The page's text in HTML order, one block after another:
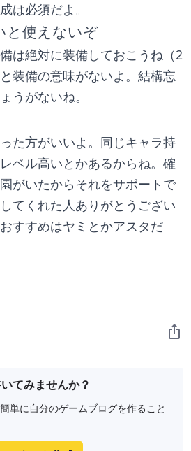
は必須だよ。
と使えないぞ
は絶対に装備しておこうね（2
装備の意味がないよ。結構忘
うがないね。
た方がいいよ。同じキャラ持
ベル高いとかあるからね。確
がいたからそれをサポートで
てくれた人ありがとうござい
すすめはヤミとかアスタだ
てみませんか？
単に自分のゲームブログを作ること